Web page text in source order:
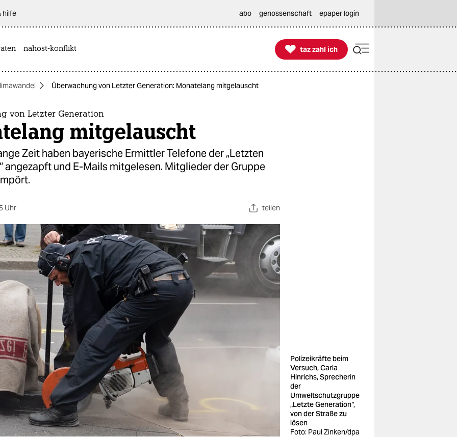
hilfe abo genossenschaft epaper login
nahost-konflikt 
taz zahl ich
taz zahl ich
Überwachung von Letzter Generation: Monatelang mitgelauscht
von Letzter Generation
mitgelauscht
Zeit haben bayerische Ermittler Telefone der „Letzten
angezapft und E-Mails mitgelesen. Mitglieder der Gruppe
Uhr teilen
Polizeikräfte beim
Versuch, Carla
Hinrichs, Sprecherin
der
Umweltschutzgruppe
„Letzte Generation“,
von der Straße zu
lösen
Foto: Paul Zinken/dpa